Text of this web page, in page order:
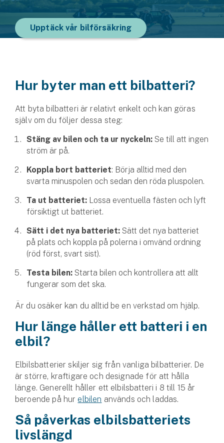
Upptäck vår bilförsäkring
Hur byter man ett bilbatteri?
Att byta bilbatteri är relativt enkelt och kan göras
själv om du följer dessa steg:
Stäng av bilen och ta ur nyckeln: Se till att ingen
ström är på.
Koppla bort batteriet: Börja alltid med den
svarta minuspolen och sedan den röda pluspolen.
Ta ut batteriet: Lossa eventuella fästen och lyft
försiktigt ut batteriet.
Sätt i det nya batteriet: Sätt det nya batteriet
på plats och koppla på polerna i omvänd ordning
(röd först, svart sist).
Testa bilen: Starta bilen och kontrollera att allt
fungerar som det ska.
Är du osäker kan du alltid be en verkstad om hjälp.
Hur länge håller ett batteri i en
elbil?
Elbilsbatterier skiljer sig från vanliga bilbatterier. De
är större, kraftigare och designade för att hålla
länge. Generellt håller ett elbilsbatteri i 8 till 15 år
beroende på hur elbilen används och laddas.
Så påverkas elbils­batteriets
livslängd